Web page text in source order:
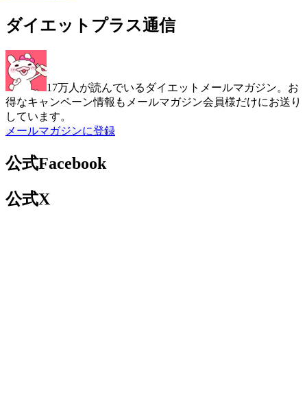
ダイエットプラス通信
17万人が読んでいるダイエットメールマガジン。お
得なキャンペーン情報もメールマガジン会員様だけにお送り
しています。
メールマガジンに登録
公式Facebook
公式X